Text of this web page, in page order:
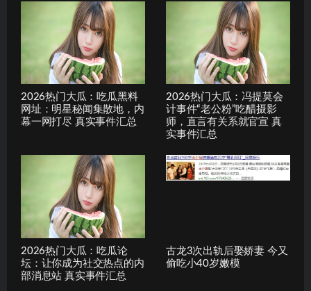
2026热门大瓜：吃瓜黑料
网址：明星秘闻集散地，内
幕一网打尽 真实事件汇总
2026热门大瓜：冯提莫会
计事件“老公粉”吃醋摄影
师，直言有关系就官宣 真
实事件汇总
2026热门大瓜：吃瓜论
坛：让你成为社交热点的内
部消息站 真实事件汇总
古龙3次出轨后娶娇妻 今又
偷吃小40岁嫩模